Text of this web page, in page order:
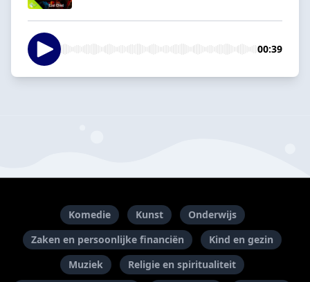
00:39
Komedie Kunst
Onderwijs
Zaken en persoonlijke financiën
Kind en gezin
Muziek
Religie en spiritualiteit